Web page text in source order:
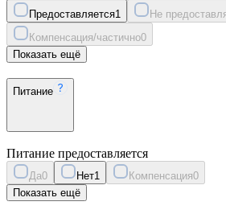
Предоставляется1 Не
Компенсация/частично0
Показать ещё
Питание
Питание предоставляется
Да0 Нет1 Компенсация0
Показать ещё